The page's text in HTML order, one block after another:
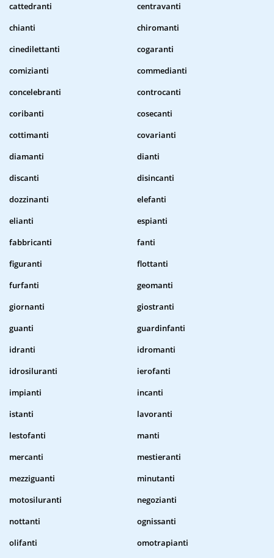
cattedranti
centravanti
chianti
chiromanti
cinedilettanti
cogaranti
comizianti
commedianti
concelebranti
controcanti
coribanti
cosecanti
cottimanti
covarianti
diamanti
dianti
discanti
disincanti
dozzinanti
elefanti
elianti
espianti
fabbricanti
fanti
figuranti
flottanti
furfanti
geomanti
giornanti
giostranti
guanti
guardinfanti
idranti
idromanti
idrosiluranti
ierofanti
impianti
incanti
istanti
lavoranti
lestofanti
manti
mercanti
mestieranti
mezziguanti
minutanti
motosiluranti
negozianti
nottanti
ognissanti
olifanti
omotrapianti